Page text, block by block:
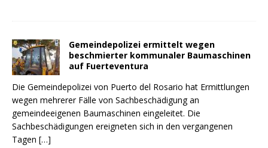
Gemeindepolizei ermittelt wegen
beschmierter kommunaler Baumaschinen
auf Fuerteventura
Die Gemeindepolizei von Puerto del Rosario hat Ermittlungen
wegen mehrerer Fälle von Sachbeschädigung an
gemeindeeigenen Baumaschinen eingeleitet. Die
Sachbeschädigungen ereigneten sich in den vergangenen
Tagen […]